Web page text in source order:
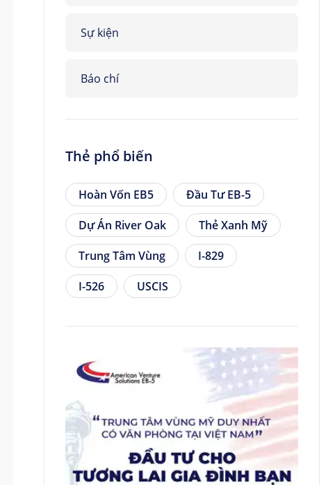
Sự kiện
Báo chí
Thẻ phổ biến
Hoàn Vốn EB5
Đầu Tư EB-5
Dự Án River Oak
Thẻ Xanh Mỹ
Trung Tâm Vùng
I-829
I-526
USCIS